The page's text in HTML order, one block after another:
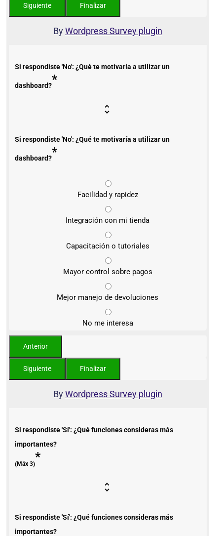
ByWordpress Survey plugin
Si respondiste 'No': ¿Qué te motivaría a utilizar un
dashboard?*
Si respondiste 'No': ¿Qué te motivaría a utilizar un
dashboard?*
Facilidad y rapidez
Integración con mi tienda
Capacitación o tutoriales
Mayor control sobre pagos
Mejor manejo de devoluciones
No me interesa
ByWordpress Survey plugin
Si respondiste 'Sí': ¿Qué funciones consideras más
importantes?
(Máx 3)*
Si respondiste 'Sí': ¿Qué funciones consideras más
importantes?